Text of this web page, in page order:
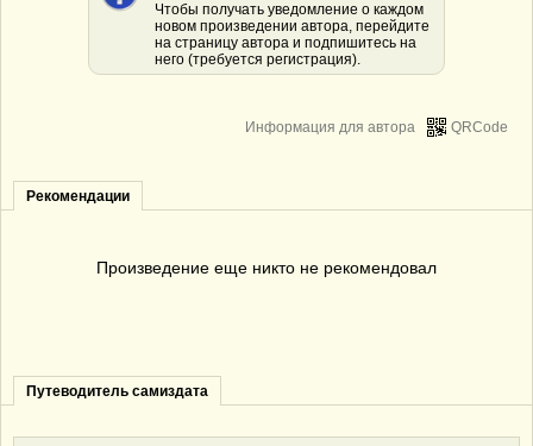
Чтобы получать уведомление о каждом
новом произведении автора, перейдите
на страницу автора и подпишитесь на
него (требуется регистрация).
QRCode
Информация для автора
Рекомендации
Произведение еще никто не рекомендовал
Путеводитель самиздата